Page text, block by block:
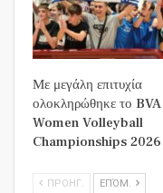
Με μεγάλη επιτυχία
ολοκληρώθηκε το
Women Volleyball
Championships 2026
ΠΡΟΗΓ. ΕΠΌΜ.